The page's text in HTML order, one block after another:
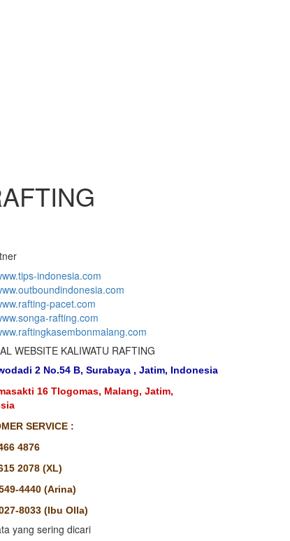
indonesia.com
pacet.com
rafting.com
WEBSITE KALIWATU RAFTING
2 No.54 B, Surabaya , Jatim, Indonesia
16 Tlogomas, Malang, Jatim,
SERVICE :
4876
2078 (XL)
4440 (Arina)
8033 (Ibu Olla)
yang sering dicari